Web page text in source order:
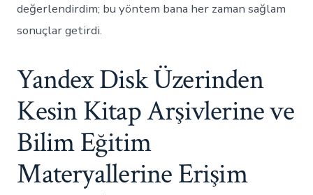
değerlendirdim; bu yöntem bana her zaman sağlam
sonuçlar getirdi.
Yandex Disk Üzerinden
Kesin Kitap Arşivlerine ve
Bilim Eğitim
Materyallerine Erişim